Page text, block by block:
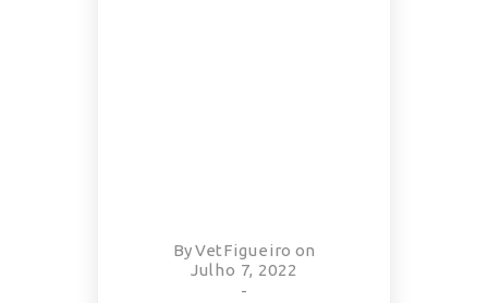
ByVetFigueiro on
Julho 7, 2022
-